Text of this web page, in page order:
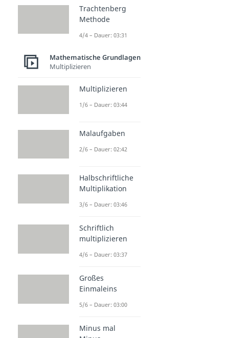
Trachtenberg
Methode
4/4 – Dauer: 03:31
Mathematische Grundlagen
Multiplizieren
Multiplizieren
1/6 – Dauer: 03:44
Malaufgaben
2/6 – Dauer: 02:42
Halbschriftliche
Multiplikation
3/6 – Dauer: 03:46
Schriftlich
multiplizieren
4/6 – Dauer: 03:37
Großes
Einmaleins
5/6 – Dauer: 03:00
Minus mal